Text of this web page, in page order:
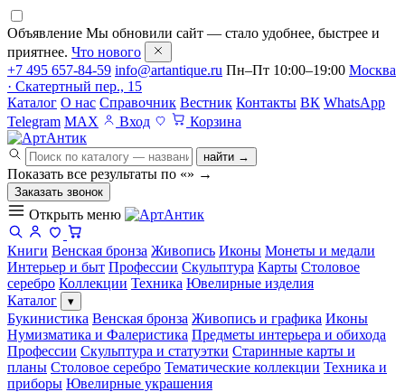
Объявление Мы обновили сайт — стало удобнее, быстрее и
приятнее. Что нового
+7 495 657-84-59 info@artantique.ru Пн–Пт 10:00–19:00 Москва
· Скатертный пер., 15
Каталог О нас Справочник Вестник Контакты ВК WhatsApp
Telegram MAX Вход Корзина
найти →
Показать все результаты по «» →
Заказать звонок
Открыть меню
Книги Венская бронза Живопись Иконы Монеты и медали
Интерьер и быт Профессии Скульптура Карты Столовое
серебро Коллекции Техника Ювелирные изделия
Каталог
▾
Букинистика Венская бронза Живопись и графика Иконы
Нумизматика и Фалеристика Предметы интерьера и обихода
Профессии Скульптура и статуэтки Старинные карты и
планы Столовое серебро Тематические коллекции Техника и
приборы Ювелирные украшения